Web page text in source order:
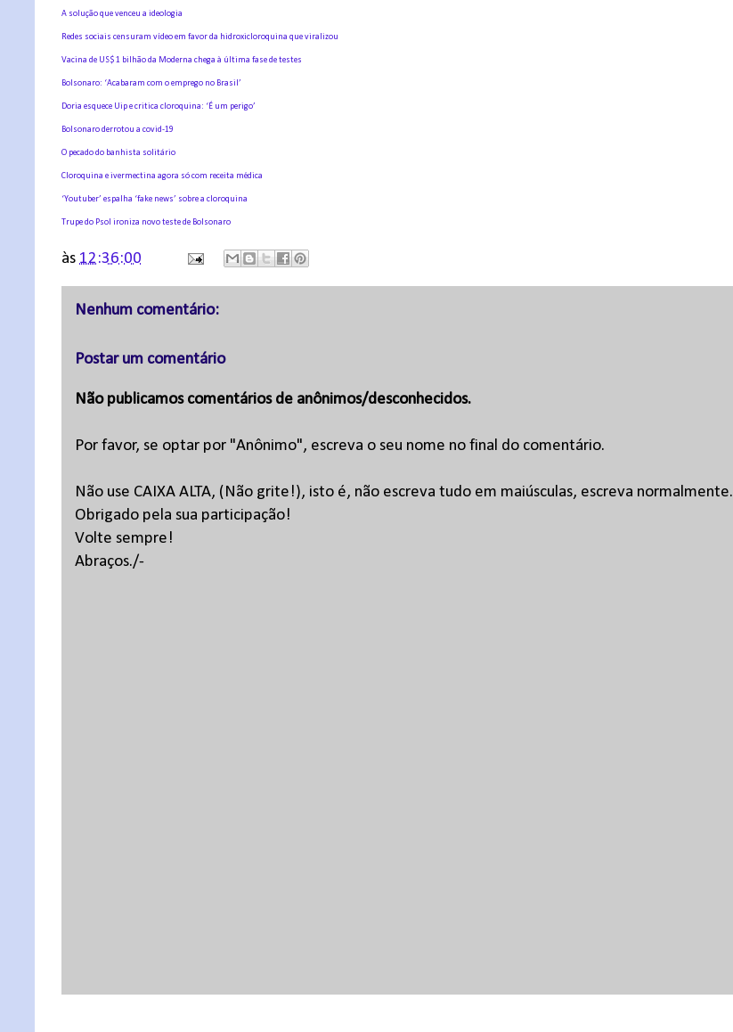
A solução que venceu a ideologia
Redes sociais censuram vídeo em favor da hidroxicloroquina que viralizou
Vacina de US$ 1 bilhão da Moderna chega à última fase de testes
Bolsonaro: ‘Acabaram com o emprego no Brasil’
Doria esquece Uip e critica cloroquina: ‘É um perigo’
Bolsonaro derrotou a covid-19
O pecado do banhista solitário
Cloroquina e ivermectina agora só com receita médica
‘Youtuber’ espalha ‘fake news’ sobre a cloroquina
Trupe do Psol ironiza novo teste de Bolsonaro
às 12:36:00
Nenhum comentário:
Postar um comentário
Não publicamos comentários de anônimos/desconhecidos.
Por favor, se optar por "Anônimo", escreva o seu nome no final do comentário.
Não use CAIXA ALTA, (Não grite!), isto é, não escreva tudo em maiúsculas, escreva normalmente.
Obrigado pela sua participação!
Volte sempre!
Abraços./-